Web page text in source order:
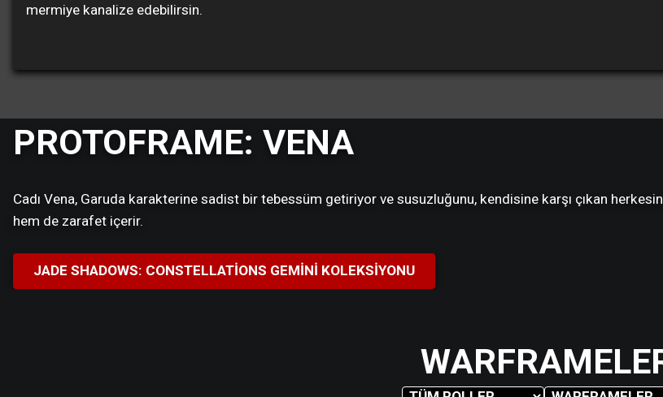
mermiye kanalize edebilirsin.
PROTOFRAME: VENA
Cadı Vena, Garuda karakterine sadist bir tebessüm getiriyor ve susuzluğunu, kendisine karşı çıkan
hem de zarafet içerir.
JADE SHADOWS: CONSTELLATIONS GEMINI KOLEKSIYONU